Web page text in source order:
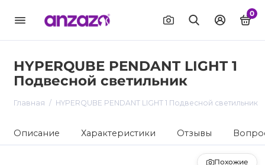
0
HYPERQUBE PENDANT LIGHT 1
Подвесной светильник
Главная HYPERQUBE PENDANT LIGHT 1 Подвесной светильник
Описание Характеристики Отзывы
Похожие